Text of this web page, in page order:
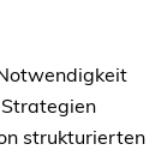
strukturierten